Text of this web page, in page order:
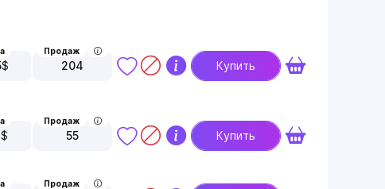
$
Продаж
204 Купить
$
Продаж
55 Купить
Продаж